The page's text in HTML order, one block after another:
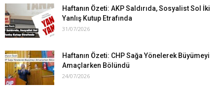
Haftanın Özeti: AKP Saldırıda, Sosyalist Sol İki
Yanlış Kutup Etrafında
31/07/2026
Haftanın Özeti: CHP Sağa Yönelerek Büyümeyi
Amaçlarken Bölündü
24/07/2026